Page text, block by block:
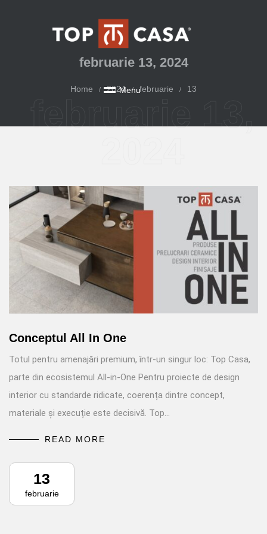
Menu
februarie 13,
februarie 13, 2024
Home / 2024 / februarie / 13
Conceptul All In One
Totul pentru amenajări premium, într-un singur loc: Top Casa,
parte din ecosistemul All-in-One Pentru proiecte de design
interior cu standarde ridicate, coerența dintre concept,
materiale și execuție este decisivă. Top…
READ MORE
13
februarie